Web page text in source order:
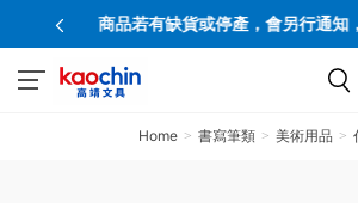
商品若有缺貨或停產，會另行通知
Home 書寫筆類 美術用品